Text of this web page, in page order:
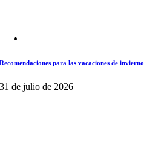
Recomendaciones para las vacaciones de invierno
31 de julio de 2026|